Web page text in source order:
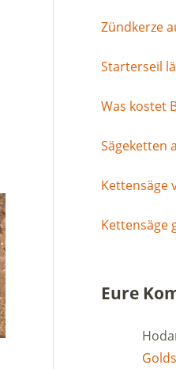
Zündkerze
Starterseil
Was kostet
Sägeketten
Kettensäge
Kettensäge
Eure